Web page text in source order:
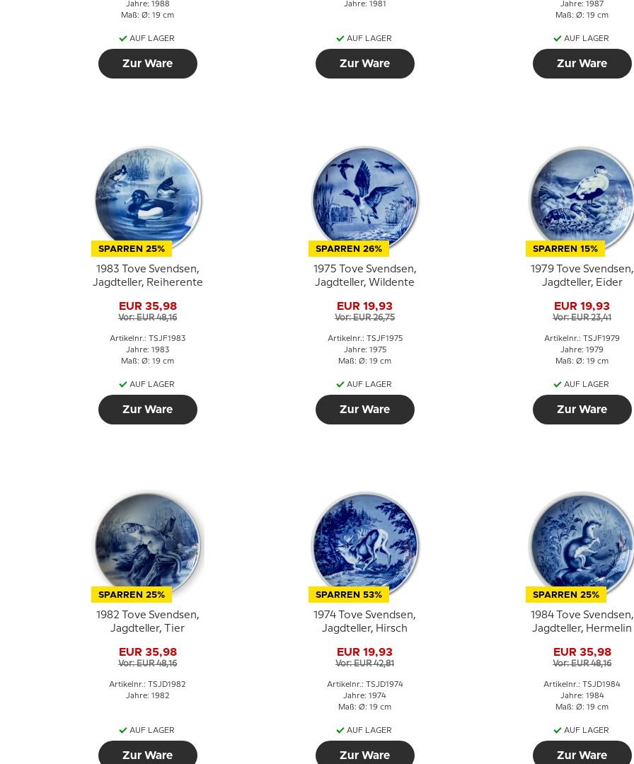
Jahre: 1988
Maß: Ø: 19 cm
AUF LAGER
Zur Ware
Jahre: 1981
AUF LAGER
Zur Ware
Jahre: 1987
Maß: Ø: 19 cm
AUF LAGER
Zur Ware
SPARREN 25%
1983 Tove Svendsen,
Jagdteller, Reiherente
EUR 35,98
Vor: EUR 48,16
Artikelnr.: TSJF1983
Jahre: 1983
Maß: Ø: 19 cm
AUF LAGER
Zur Ware
SPARREN 26%
1975 Tove Svendsen,
Jagdteller, Wildente
EUR 19,93
Vor: EUR 26,75
Artikelnr.: TSJF1975
Jahre: 1975
Maß: Ø: 19 cm
AUF LAGER
Zur Ware
SPARREN 15%
1979 Tove Svendsen,
Jagdteller, Eider
EUR 19,93
Vor: EUR 23,41
Artikelnr.: TSJF1979
Jahre: 1979
Maß: Ø: 19 cm
AUF LAGER
Zur Ware
SPARREN 25%
1982 Tove Svendsen,
Jagdteller, Tier
EUR 35,98
Vor: EUR 48,16
Artikelnr.: TSJD1982
Jahre: 1982
AUF LAGER
Zur Ware
SPARREN 53%
1974 Tove Svendsen,
Jagdteller, Hirsch
EUR 19,93
Vor: EUR 42,81
Artikelnr.: TSJD1974
Jahre: 1974
Maß: Ø: 19 cm
AUF LAGER
Zur Ware
SPARREN 25%
1984 Tove Svendsen,
Jagdteller, Hermelin
EUR 35,98
Vor: EUR 48,16
Artikelnr.: TSJD1984
Jahre: 1984
Maß: Ø: 19 cm
AUF LAGER
Zur Ware